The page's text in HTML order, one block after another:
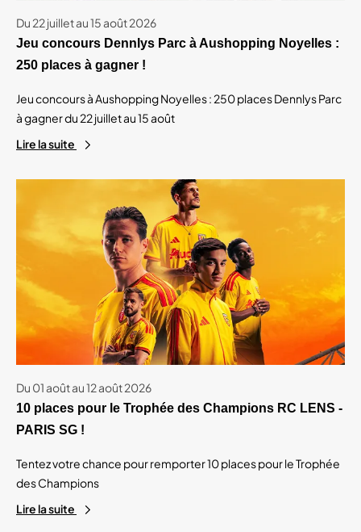
Du 22 juillet au 15 août 2026
Jeu concours Dennlys Parc à Aushopping Noyelles :
250 places à gagner !
Jeu concours à Aushopping Noyelles : 250 places Dennlys Parc
à gagner du 22 juillet au 15 août
Lire la suite
Du 01 août au 12 août 2026
10 places pour le Trophée des Champions RC LENS -
PARIS SG !
Tentez votre chance pour remporter 10 places pour le Trophée
des Champions
Lire la suite